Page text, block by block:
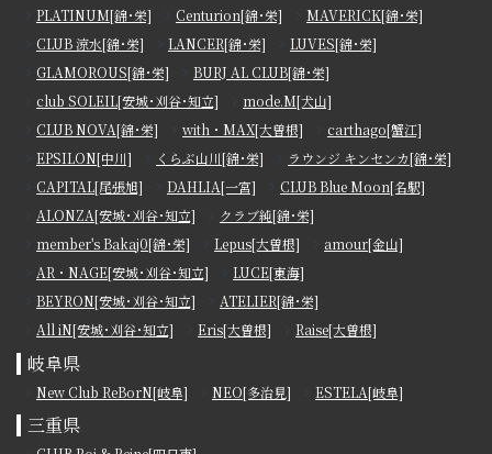
PLATINUM[錦･栄]
Centurion[錦･栄]
MAVERICK[錦･栄]
CLUB 涼水[錦･栄]
LANCER[錦･栄]
LUVES[錦･栄]
GLAMOROUS[錦･栄]
BURJ AL CLUB[錦･栄]
club SOLEIL[安城･刈谷･知立]
mode.M[犬山]
CLUB NOVA[錦･栄]
with・MAX[大曽根]
carthago[蟹江]
EPSILON[中川]
くらぶ山川[錦･栄]
ラウンジ キンセンカ[錦･栄]
CAPITAL[尾張旭]
DAHLIA[一宮]
CLUB Blue Moon[名駅]
ALONZA[安城･刈谷･知立]
クラブ純[錦･栄]
member's Bakaj0[錦･栄]
Lepus[大曽根]
amour[金山]
AR・NAGE[安城･刈谷･知立]
LUCE[東海]
BEYRON[安城･刈谷･知立]
ATELIER[錦･栄]
All iN[安城･刈谷･知立]
Eris[大曽根] Raise[大曽根]
岐阜県
New Club ReBorN[岐阜] NEO[多治見] ESTELA[岐阜]
三重県